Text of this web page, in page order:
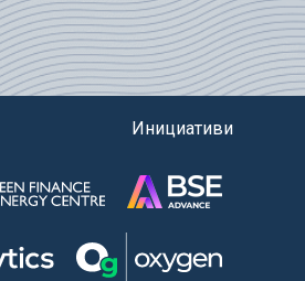
Инициативи